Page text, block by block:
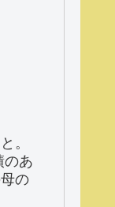
。
のあ
の